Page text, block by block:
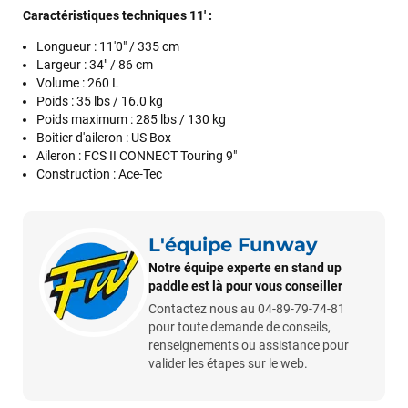
Caractéristiques techniques 11' :
Longueur : 11'0" / 335 cm
Largeur :34" / 86 cm
Volume :260 L
Poids :35 lbs / 16.0 kg
Poids maximum :285 lbs / 130 kg
Boitier d'aileron : US Box
Aileron : FCS II CONNECT Touring 9"
Construction : Ace-Tec
L'équipe Funway
Notre équipe experte en stand up
paddle est là pour vous conseiller
Contactez nous au 04-89-79-74-81
pour toute demande de conseils,
renseignements ou assistance pour
valider les étapes sur le web.
François
J’ai commandé un pack via leur site internet. À peine la
commande validée, le magasin m’a appelé pour confirmer
avec moi les caractéristiques des équipements, me conseiller
le lendemain, et j’ai bien reçu tout le matériel dans un colis
propre et soigné. Plus qu’à tester ça sur l’eau ! Je
recommande vivement ce magasin pour son
professionnalisme et sa réactivité.
Sébastien BACHELIER
il y a un mois
Cela faisait 6 mois que je galérais à remplacer ma board eux